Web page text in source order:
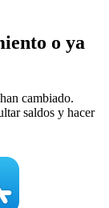
o ya
cambiado.
saldos y hacer